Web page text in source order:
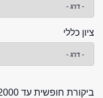
ציון כללי
ביקורת חופשית עד 2000 תווים